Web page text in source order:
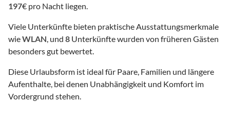
197€ pro Nacht liegen.
Viele Unterkünfte bieten praktische Ausstattungsmerkmale
wieWLAN, und 8 Unterkünfte wurden von früheren Gästen
besonders gut bewertet.
Diese Urlaubsform ist ideal für Paare, Familien und längere
Aufenthalte, bei denen Unabhängigkeit und Komfort im
Vordergrund stehen.